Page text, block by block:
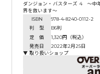
ダンジョン・バスターズ 4 ～中
界を救います～
ISBN
978-4-8240-0112-2
判 型
B6判
定 価
1,320円（税込）
発売日
2022年2月25日
▼ 取り扱いショップ